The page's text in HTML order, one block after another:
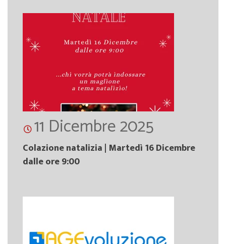
11 Dicembre 2025
Colazione natalizia | Martedì 16 Dicembre
dalle ore 9:00